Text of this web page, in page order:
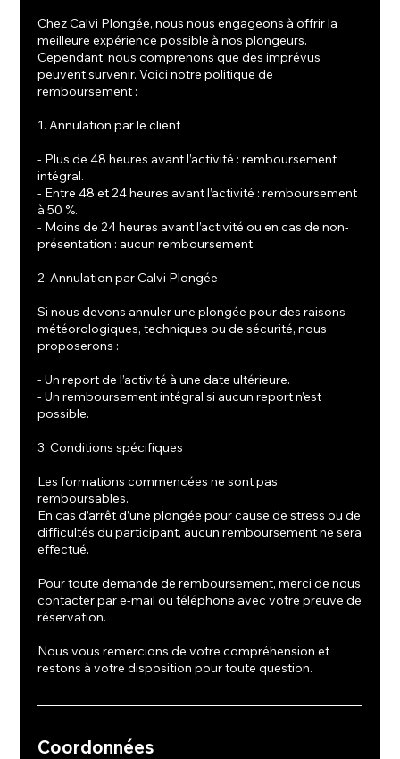
Chez Calvi Plongée, nous nous engageons à offrir la
meilleure expérience possible à nos plongeurs.
Cependant, nous comprenons que des imprévus
peuvent survenir. Voici notre politique de
remboursement :
1. Annulation par le client
- Plus de 48 heures avant l’activité : remboursement
intégral.
- Entre 48 et 24 heures avant l’activité : remboursement
à 50 %.
- Moins de 24 heures avant l’activité ou en cas de non-
présentation : aucun remboursement.
2. Annulation par Calvi Plongée
Si nous devons annuler une plongée pour des raisons
météorologiques, techniques ou de sécurité, nous
proposerons :
- Un report de l’activité à une date ultérieure.
- Un remboursement intégral si aucun report n’est
possible.
3. Conditions spécifiques
Les formations commencées ne sont pas
remboursables.
En cas d’arrêt d’une plongée pour cause de stress ou de
difficultés du participant, aucun remboursement ne sera
effectué.
Pour toute demande de remboursement, merci de nous
contacter par e-mail ou téléphone avec votre preuve de
réservation.
Nous vous remercions de votre compréhension et
restons à votre disposition pour toute question.
Coordonnées